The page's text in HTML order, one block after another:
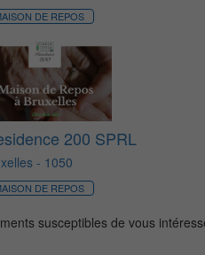
DE REPOS
200 SPRL
- 1050
DE REPOS
susceptibles de vous